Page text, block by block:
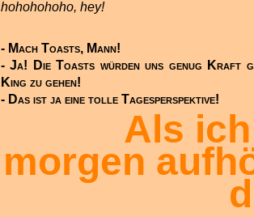
hohohohoho, hey!
- Mach Toasts, Mann!
- Ja! Die Toasts würden uns genug Kraft
King zu gehen!
- Das ist ja eine tolle Tagesperspektive!
Als
morgen